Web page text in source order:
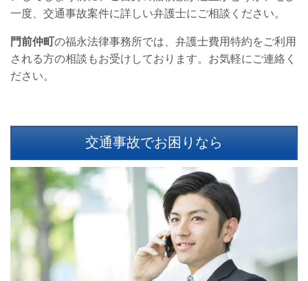
一度、交通事故案件に詳しい弁護士にご相談ください。
門前仲町の福永法律事務所では、弁護士費用特約をご利用
される方の相談もお受けしております。お気軽にご連絡く
ださい。
交通事故でお困りなら